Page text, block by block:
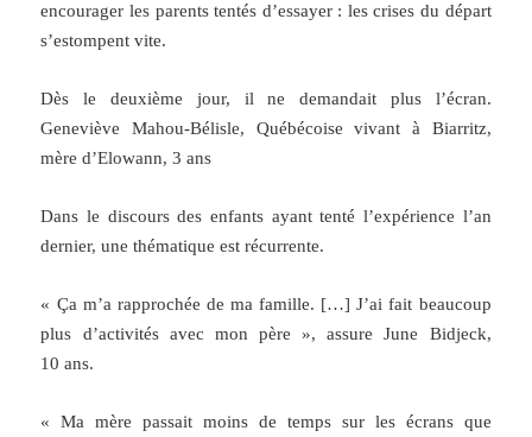
encourager les parents tentés d’essayer : les crises du départ
s’estompent vite.
Dès le deuxième jour, il ne demandait plus l’écran.
Geneviève Mahou-Bélisle, Québécoise vivant à Biarritz,
mère d’Elowann, 3 ans
Dans le discours des enfants ayant tenté l’expérience l’an
dernier, une thématique est récurrente.
« Ça m’a rapprochée de ma famille. […] J’ai fait beaucoup
plus d’activités avec mon père », assure June Bidjeck,
10 ans.
« Ma mère passait moins de temps sur les écrans que